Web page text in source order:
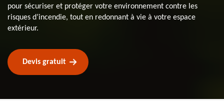
pour sécuriser et protéger votre environnement contre les
risques d’incendie, tout en redonnant à vie à votre espace
extérieur.
Devis gratuit